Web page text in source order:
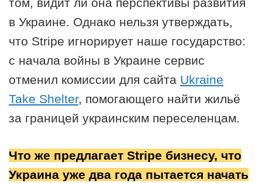
том, видит ли она перспективы развития
в Украине. Однако нельзя утверждать,
что Stripe игнорирует наше государство:
с начала войны в Украине сервис
отменил комиссии для сайта Ukraine
Take Shelter, помогающего найти жильё
за границей украинским переселенцам.
Что же предлагает Stripe бизнесу, что
Украина уже два года пытается начать